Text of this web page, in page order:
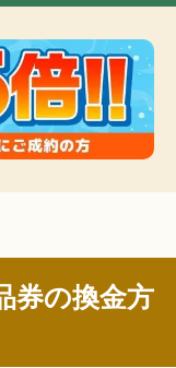
券の換金方